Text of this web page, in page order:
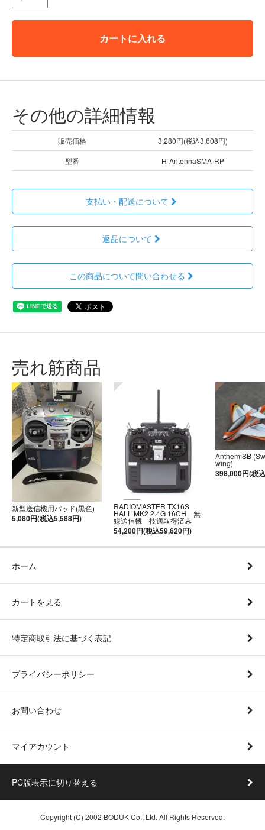
カートに入れる
その他の詳細情報
販売価格
3,280円(税込3,608円)
型番
H-AntennaSMA-RP
支払い・配送について
返品について
この商品について問い合わせる
売れ筋商品
新型送信機用パッド(黒色)
5,080円(税込5,588円)
RADIOMASTER TX16S
HALL MK2 2.4G 16CH 無
線送信機 技適取得済み
54,200円(税込59,620円)
Anthem SB
wing)
398,000円(税
ホーム
カートを見る
特定商取引法に基づく表記
プライバシーポリシー
お問い合わせ
マイアカウント
PC版表示に切り替える
Copyright (C) 2002 BODUK Co., Ltd. All Rights Reserved.